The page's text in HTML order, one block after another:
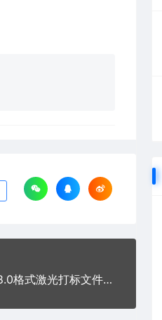
公鸡十二生肖手机壳网络红图AI8.0格式激光打标文件通用矢量图